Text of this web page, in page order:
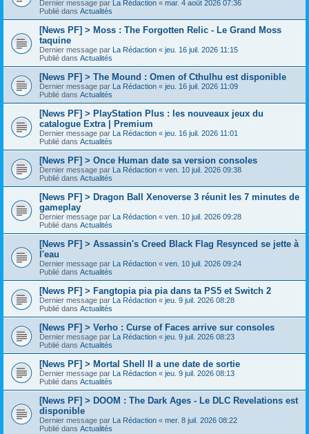
Dernier message par La Rédaction « mar. 4 août 2026 07:36
Publié dans Actualités
[News PF] > Moss : The Forgotten Relic - Le Grand Moss
taquine
Dernier message par La Rédaction « jeu. 16 juil. 2026 11:15
Publié dans Actualités
[News PF] > The Mound : Omen of Cthulhu est disponible
Dernier message par La Rédaction « jeu. 16 juil. 2026 11:09
Publié dans Actualités
[News PF] > PlayStation Plus : les nouveaux jeux du
catalogue Extra | Premium
Dernier message par La Rédaction « jeu. 16 juil. 2026 11:01
Publié dans Actualités
[News PF] > Once Human date sa version consoles
Dernier message par La Rédaction « ven. 10 juil. 2026 09:38
Publié dans Actualités
[News PF] > Dragon Ball Xenoverse 3 réunit les 7 minutes de
gameplay
Dernier message par La Rédaction « ven. 10 juil. 2026 09:28
Publié dans Actualités
[News PF] > Assassin's Creed Black Flag Resynced se jette à
l'eau
Dernier message par La Rédaction « ven. 10 juil. 2026 09:24
Publié dans Actualités
[News PF] > Fangtopia pia pia dans ta PS5 et Switch 2
Dernier message par La Rédaction « jeu. 9 juil. 2026 08:28
Publié dans Actualités
[News PF] > Verho : Curse of Faces arrive sur consoles
Dernier message par La Rédaction « jeu. 9 juil. 2026 08:23
Publié dans Actualités
[News PF] > Mortal Shell II a une date de sortie
Dernier message par La Rédaction « jeu. 9 juil. 2026 08:13
Publié dans Actualités
[News PF] > DOOM : The Dark Ages - Le DLC Revelations est
disponible
Dernier message par La Rédaction « mer. 8 juil. 2026 08:22
Publié dans Actualités